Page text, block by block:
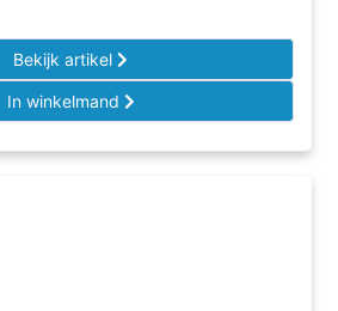
Bekijk artikel
In winkelmand